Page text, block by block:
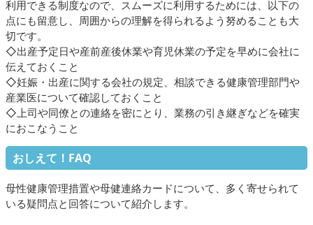
利用できる制度なので、スムーズに利用するためには、以下の
点にも留意し、周囲からの理解を得られるよう努めることも大
切です。
◇出産予定日や産前産後休業や育児休業の予定を早めに会社に
伝えておくこと
◇妊娠・出産に関する会社の規定、相談できる健康管理部門や
産業医について確認しておくこと
◇上司や同僚との連絡を密にとり、業務の引き継ぎなどを確実
におこなうこと
おしえて！FAQ
母性健康管理措置や母健連絡カードについて、多く寄せられて
いる疑問点と回答について紹介します。